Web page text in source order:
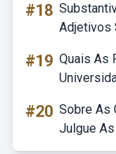
#18
Adjetivos
#19 Quais As
#20 Sobre As
Julgue